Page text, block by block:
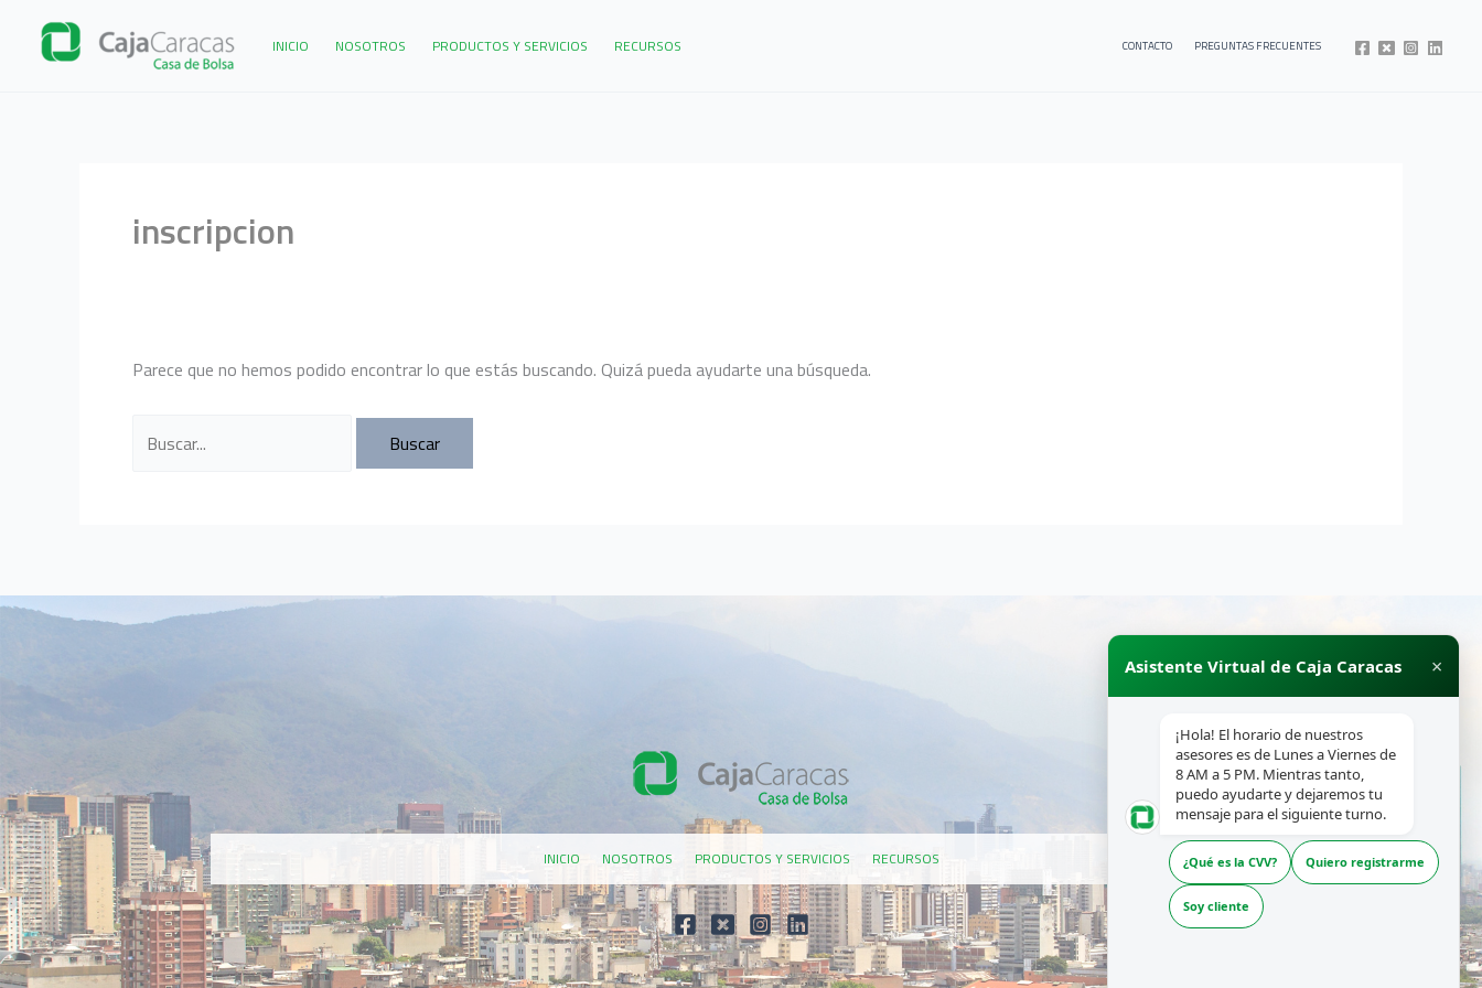
contenido
INICIO NOSOTROS PRODUCTOS Y SERVICIOS RECURSOS CONTACTO PREGUNTAS FRECUENTES
inscripcion
Parece que no hemos podido encontrar lo que estás buscando. Quizá pueda ayudarte una búsqueda.
por:
INICIO NOSOTROS PRODUCTOS Y SERVICIOS RECURSOS
Asistente Virtual de Caja Caracas ×
¡Hola! El horario de nuestros
asesores es de Lunes a Viernes de
8 AM a 5 PM. Mientras tanto,
puedo ayudarte y dejaremos tu
mensaje para el siguiente turno.
¿Qué es la CVV? Quiero registrarme
Soy cliente